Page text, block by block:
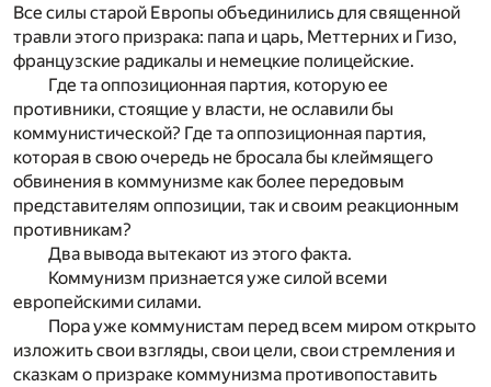
Все силы старой Европы объединились для священной
травли этого призрака: папа и царь, Меттерних и Гизо,
французские радикалы и немецкие полицейские.
Где та оппозиционная партия, которую ее
противники, стоящие у власти, не ославили бы
коммунистической? Где та оппозиционная партия,
которая в свою очередь не бросала бы клеймящего
обвинения в коммунизме как более передовым
представителям оппозиции, так и своим реакционным
противникам?
Два вывода вытекают из этого факта.
Коммунизм признается уже силой всеми
европейскими силами.
Пора уже коммунистам перед всем миром открыто
изложить свои взгляды, свои цели, свои стремления и
сказкам о призраке коммунизма противопоставить